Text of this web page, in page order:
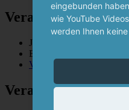
Veranstalter
Justus Liebig-Gesellschaft
E-Mail
Veranstalter-Website
Veranstaltungsort
eingebunden
wie YouTube
werden Ihnen